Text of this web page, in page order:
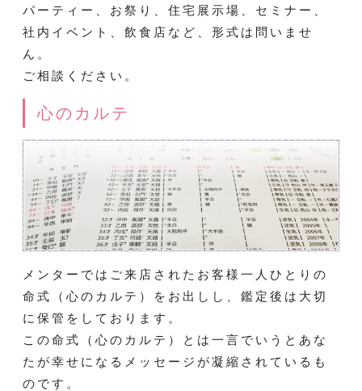
パーティー、お祭り、住宅展示場、セミナー、
社内イベント、飲食店など、形式は問いませ
ん。
ご相談ください。
心のカルテ
メンターではご来店されたお客様一人ひとりの
命式（心のカルテ）をお出しし、鑑定後は大切
に保管をしております。
この命式（心のカルテ）とは一言でいうとあな
たが幸せになるメッセージが凝縮されているも
のです。